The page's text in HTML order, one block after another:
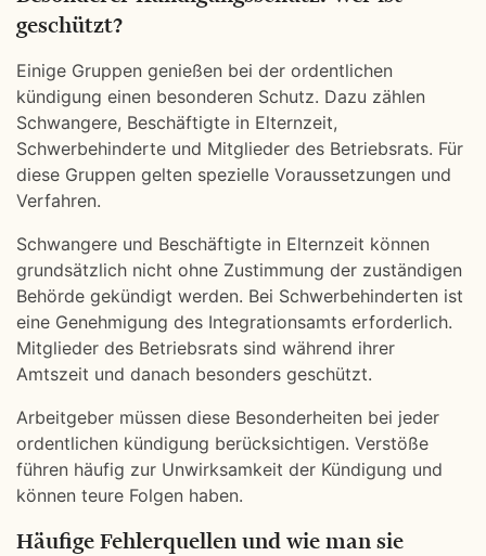
geschützt?
Einige Gruppen genießen bei der ordentlichen
kündigung einen besonderen Schutz. Dazu zählen
Schwangere, Beschäftigte in Elternzeit,
Schwerbehinderte und Mitglieder des Betriebsrats. Für
diese Gruppen gelten spezielle Voraussetzungen und
Verfahren.
Schwangere und Beschäftigte in Elternzeit können
grundsätzlich nicht ohne Zustimmung der zuständigen
Behörde gekündigt werden. Bei Schwerbehinderten ist
eine Genehmigung des Integrationsamts erforderlich.
Mitglieder des Betriebsrats sind während ihrer
Amtszeit und danach besonders geschützt.
Arbeitgeber müssen diese Besonderheiten bei jeder
ordentlichen kündigung berücksichtigen. Verstöße
führen häufig zur Unwirksamkeit der Kündigung und
können teure Folgen haben.
Häufige Fehlerquellen und wie man sie